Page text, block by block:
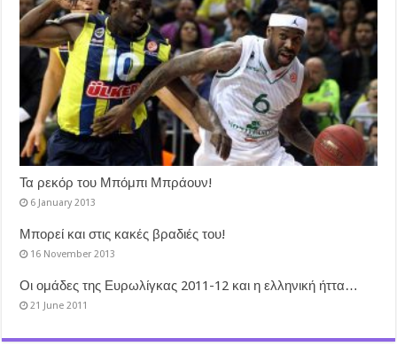
Τα ρεκόρ του Μπόμπι Μπράουν!
6 January 2013
Μπορεί και στις κακές βραδιές του!
16 November 2013
Οι ομάδες της Ευρωλίγκας 2011-12 και η ελληνική ήττα…
21 June 2011